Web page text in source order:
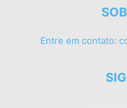
Entre em contato: